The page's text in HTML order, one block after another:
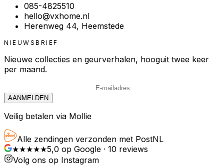
085-4825510
hello@vxhome.nl
Herenweg 44, Heemstede
NIEUWSBRIEF
Nieuwe collecties en geurverhalen, hooguit twee keer
per maand.
AANMELDEN
Veilig betalen via Mollie
Alle zendingen verzonden met PostNL
★★★★★5,0 op Google · 10 reviews
Volg ons op Instagram